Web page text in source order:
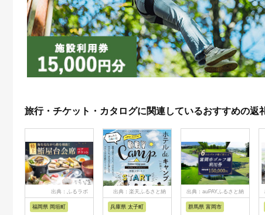
旅行・チケット・カタログに関連しているおすすめの返
出典：ふるラボ
福岡県 岡垣町
出典：楽天ふるさと納
兵庫県 太子町
出典：auPAYふるさと納
群馬県 富岡市